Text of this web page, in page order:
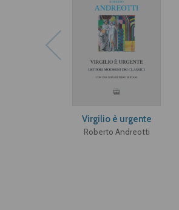
Virgilio è urgente
Roberto Andreotti